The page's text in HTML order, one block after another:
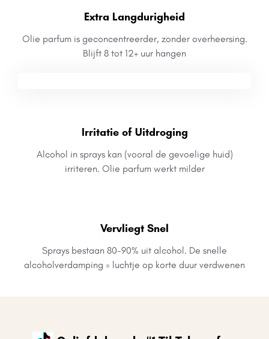
Extra Langdurigheid
Olie parfum is geconcentreerder, zonder overheersing.
Blijft 8 tot 12+ uur hangen
Irritatie of Uitdroging
Alcohol in sprays kan (vooral de gevoelige huid)
irriteren. Olie parfum werkt milder
Vervliegt Snel
Sprays bestaan 80-90% uit alcohol. De snelle
alcoholverdamping = luchtje op korte duur verdwenen